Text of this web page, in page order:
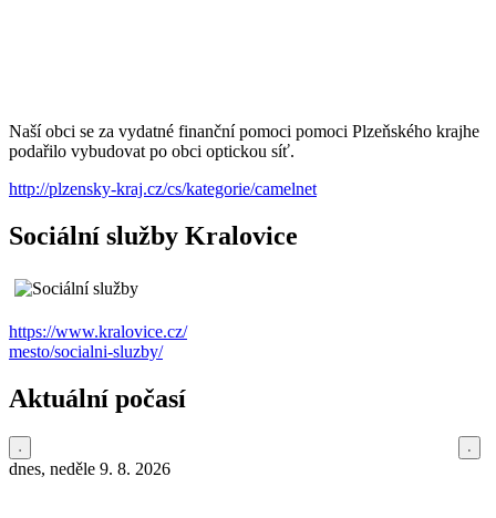
Naší obci se za vydatné finanční pomoci pomoci Plzeňského krajhe
podařilo vybudovat po obci optickou síť.
http://plzensky-kraj.cz/cs/kategorie/camelnet
Sociální služby Kralovice
https://www.kralovice.cz/
mesto/socialni-sluzby/
Aktuální počasí
dnes, neděle 9. 8. 2026